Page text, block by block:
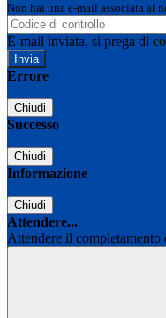
Non hai una e-mail associata al
E-mail inviata, si prega di
Errore
Chiudi
Successo
Chiudi
Informazione
Chiudi
Attendere...
Attendere il completamento